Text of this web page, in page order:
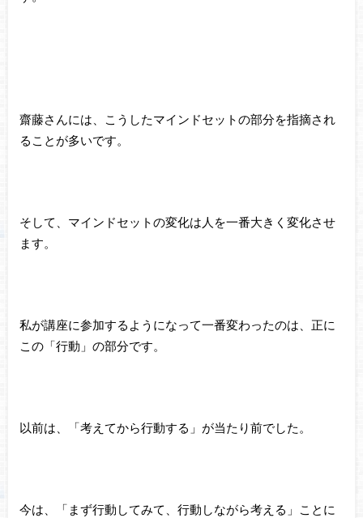
齋藤さんには、こうしたマインドセットの部分を指摘され
ることが多いです。
そして、マインドセットの変化は人を一番大きく変化させ
ます。
私が講座に参加するようになって一番変わったのは、正に
この「行動」の部分です。
以前は、「考えてから行動する」が当たり前でした。
今は、「まず行動してみて、行動しながら考える」ことに